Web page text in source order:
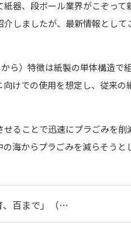
器、段ボール業界がこぞっ
しましたが、最新情報とし
ら）特徴は紙製の単体構造
けでの使用を想定し、従来
ることで迅速にプラごみを
海からプラごみを減らそう
、百まで」（…